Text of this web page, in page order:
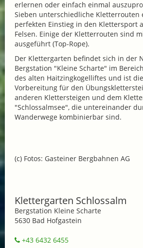
erlernen oder einfach einmal
Sieben unterschiedliche Kletterrouten
perfekten Einstieg in den Klettersport
Felsen. Einige der Kletterrouten sind
ausgeführt (Top-Rope).
Der Klettergarten befindet sich in der
Bergstation "Kleine Scharte" im
des alten Haitzingkogelliftes und ist
Vorbereitung für den
anderen Klettersteigen und dem
"Schlossalmsee", die untereinander
Wanderwege kombinierbar sind.
(c) Fotos: Gasteiner Bergbahnen AG
Klettergarten Schlossalm
Bergstation Kleine Scharte
5630 Bad Hofgastein
+43 6432 6455